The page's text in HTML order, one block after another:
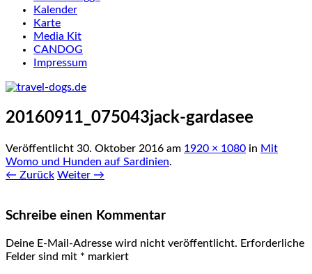
Kalender
Karte
Media Kit
CANDOG
Impressum
20160911_075043jack-gardasee
Veröffentlicht 30. Oktober 2016 am 1920 × 1080 in Mit
Womo und Hunden auf Sardinien.
← Zurück Weiter →
Schreibe einen Kommentar
Deine E-Mail-Adresse wird nicht veröffentlicht. Erforderliche
Felder sind mit * markiert